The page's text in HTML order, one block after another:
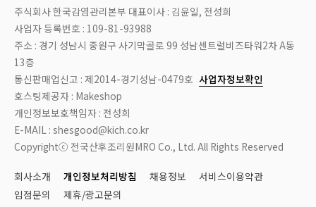
주식회사 한국감염관리본부 대표이사 : 김윤일, 전성희
사업자 등록번호 : 109-81-93988
주소 : 경기 성남시 중원구 사기막골로 99 성남센트럴비즈타워2차 A동
13층
통신판매업신고 : 제2014-경기성남-0479호 사업자정보확인
호스팅제공자 : Makeshop
개인정보보호책임자 : 전성희
E-MAIL : shesgood@kich.co.kr
Copyrightⓒ 전국산후조리원MRO Co., Ltd. All Rights Reserved
회사소개 개인정보처리방침 채용정보
서비스이용약관
입점문의
제휴/광고문의